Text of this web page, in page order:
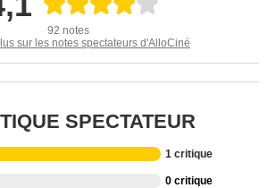
92 notes
sur les notes spectateurs d'AlloCiné
SPECTATEUR
1 critique
0 critique